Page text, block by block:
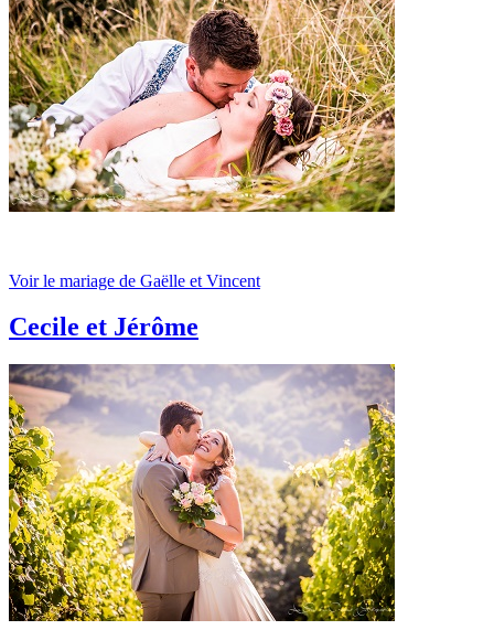
Voir le mariage de Gaëlle et Vincent
Cecile et Jérôme